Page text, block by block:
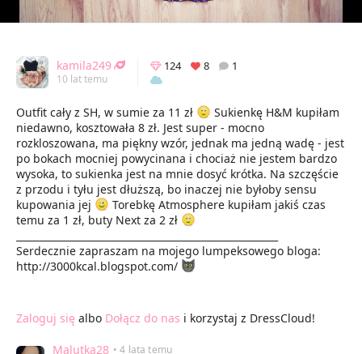
kamila249
10 lat temu
124 8 1
Outfit cały z SH, w sumie za 11 zł
Sukienkę H&M kupiłam
niedawno, kosztowała 8 zł. Jest super - mocno
rozkloszowana, ma piękny wzór, jednak ma jedną wadę - jest
po bokach mocniej powycinana i chociaż nie jestem bardzo
wysoka, to sukienka jest na mnie dosyć krótka. Na szczęście
z przodu i tyłu jest dłuższą, bo inaczej nie byłoby sensu
kupowania jej
Torebkę Atmosphere kupiłam jakiś czas
temu za 1 zł, buty Next za 2 zł
Serdecznie zapraszam na mojego lumpeksowego bloga:
http://3000kcal.blogspot.com/
Zaloguj się albo Dołącz do nas i korzystaj z DressCloud!
Malutka28 • 4 lata temu